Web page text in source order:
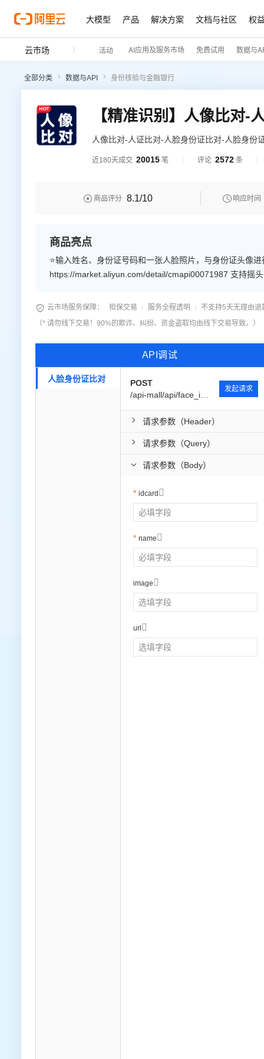
大模型 产品 解决方案 文档与社区 权
云市场 活动 AI应用及服务市场 免费试用 数据与
全部分类 数据与API 身份核验与金融银行
人像比对-人证比对-人脸身份证比对-人脸身份
近180天成交 20015 笔 评论 2572 条
 商品评分 8.1/10  响应时间
商品亮点
⭐输入姓名、身份证号码和一张人脸照片，与身份证头像
https://market.aliyun.com/detail/cmapi00071987 支持摇头、点头、左转头、 右转头、眨眼、张嘴自定义动作 ⭐咨询客服，享5折
 云市场服务保障： 担保交易 服务全程透明
不支持5天无理由退
（* 请勿线下交易！90%的欺诈、纠纷、资金盗取均由线下交易导致。）
API调试
人脸身份证比对
POST
发起请求
请求参数（Header）
请求参数（Query）
请求参数（Body）
idcard 
name 
image 
url 